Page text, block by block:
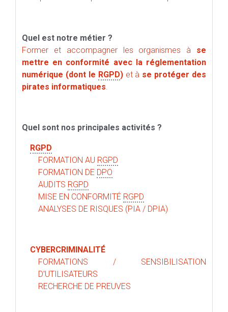
Quel est notre métier ?
Former et accompagner les organismes à se
mettre en conformité avec la réglementation
numérique (dont le RGPD)et à se protéger des
pirates informatiques.
Quel sont nos principales activités ?
RGPD
FORMATION AU RGPD
FORMATION DE DPO
AUDITS RGPD
MISE EN CONFORMITÉ RGPD
ANALYSES DE RISQUES (PIA / DPIA)
CYBERCRIMINALITÉ
FORMATIONS / SENSIBILISATION
D'UTILISATEURS
RECHERCHE DE PREUVES